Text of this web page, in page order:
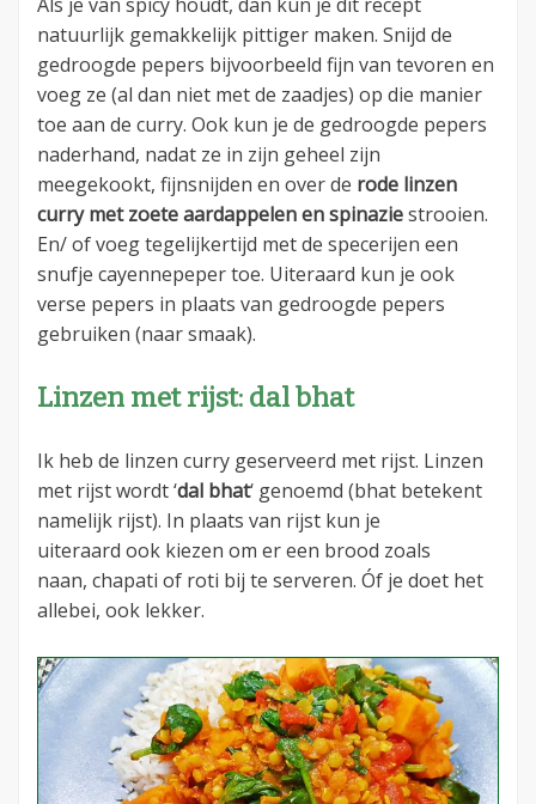
Als je van spicy houdt, dan kun je dit recept
natuurlijk gemakkelijk pittiger maken. Snijd de
gedroogde pepers bijvoorbeeld fijn van tevoren en
voeg ze (al dan niet met de zaadjes) op die manier
toe aan de curry. Ook kun je de gedroogde pepers
naderhand, nadat ze in zijn geheel zijn
meegekookt, fijnsnijden en over de rode linzen
curry met zoete aardappelen en spinaziestrooien.
En/ of voeg tegelijkertijd met de specerijen een
snufje cayennepeper toe. Uiteraard kun je ook
verse pepers in plaats van gedroogde pepers
gebruiken (naar smaak).
Linzen met rijst: dal bhat
Ik heb de linzen curry geserveerd met rijst. Linzen
met rijst wordt ‘dal bhat‘ genoemd (bhat betekent
namelijk rijst). In plaats van rijst kun je
uiteraard ook kiezen om er een brood zoals
naan, chapati of roti bij te serveren. Óf je doet het
allebei, ook lekker.